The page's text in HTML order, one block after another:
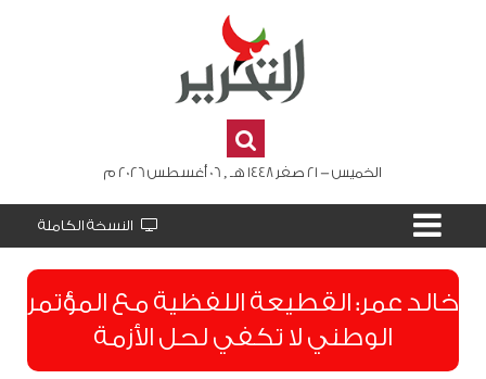
الخميس - 21 صفر 1448 هـ , 06 أغسطس 2026 م
النسخة الكاملة
​خالد عمر: القطيعة اللفظية مع المؤتمر
الوطني لا تكفي لحل الأزمة